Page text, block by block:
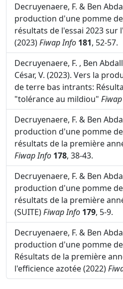
Decruyenaere, F. & Ben
production d'une pomme
résultats de l'essai 2023 sur
(2023)Fiwap Info 181, 52-57.
Decruyenaere, F. , Ben
César, V. (2023). Vers la
de terre bas intrants:
"tolérance au mildiou"
Decruyenaere, F. & Ben
production d'une pomme
résultats de la première
Fiwap Info 178, 38-43.
Decruyenaere, F. & Ben
production d'une pomme
résultats de la première
(SUITE)Fiwap Info 179, 5-9.
Decruyenaere, F. & Ben
production d'une pomme
Résultats de la première
l'efficience azotée (2022)